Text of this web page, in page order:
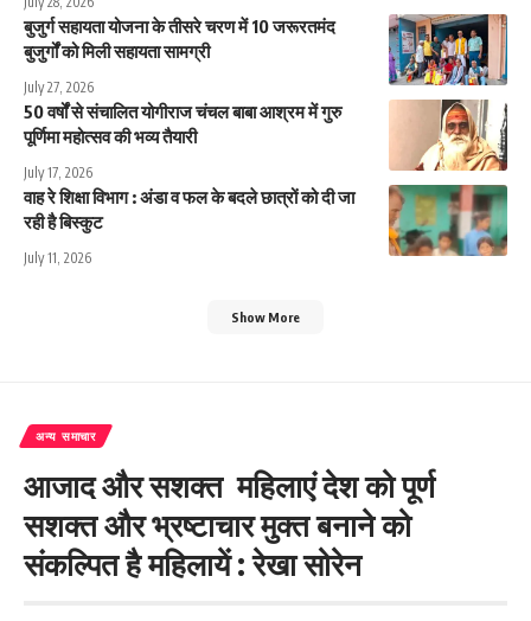
बुजुर्ग सहायता योजना के तीसरे चरण में 10 जरूरतमंद
बुजुर्गों को मिली सहायता सामग्री
July 27, 2026
50 वर्षों से संचालित योगीराज चंचल बाबा आश्रम में गुरु
पूर्णिमा महोत्सव की भव्य तैयारी
July 17, 2026
वाह रे शिक्षा विभाग : अंडा व फल के बदले छात्रों को दी जा
रही है बिस्कुट
July 11, 2026
Show More
अन्य समाचार
आजाद और सशक्त महिलाएं देश को पूर्ण
सशक्त और भ्रष्टाचार मुक्त बनाने को
संकल्पित है महिलायें : रेखा सोरेन